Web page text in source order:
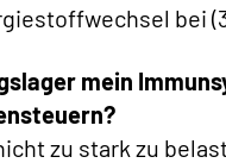
bei
mein
zu stark zu